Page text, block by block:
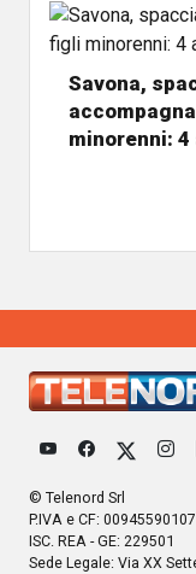
Savona,
minorenni:
© Telenord Srl
P.IVA e CF: 00945590107
ISC. REA - GE: 229501
Sede Legale: Via XX